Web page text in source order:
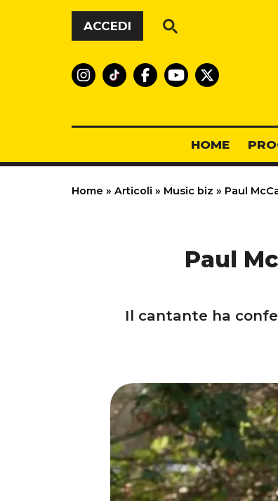
Vai al contenuto
ACCEDI
HOME
Home » Articoli » Music biz » Paul
Paul
Il cantante ha